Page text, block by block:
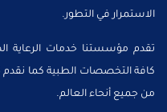
الاستمرار في التطور.
تقدم مؤسستنا خدمات الرعاية
كافة التخصصات الطبية كما نقدم
من جميع أنحاء العالم.